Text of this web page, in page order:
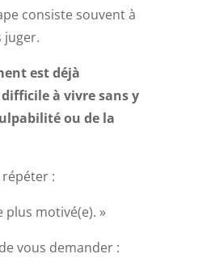
consiste souvent à
juger.
est déjà
à vivre sans y
ou de la
:
plus motivé(e). »
vous demander :